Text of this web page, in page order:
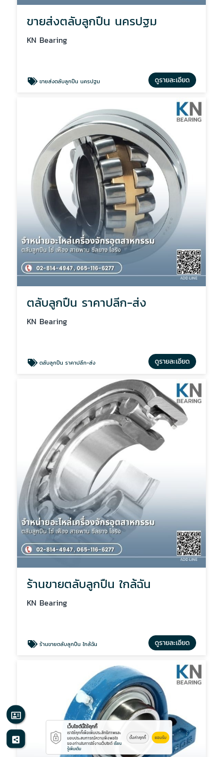
ขายส่งตลับลูกปืน นครปฐม
KN Bearing
ขายส่งตลับลูกปืน นครปฐม ดูรายละเอียด
ตลับลูกปืน ราคาปลีก-ส่ง
KN Bearing
ตลับลูกปืน ราคาปลีก-ส่ง ดูรายละเอียด
ร้านขายตลับลูกปืน ใกล้ฉัน
KN Bearing
ร้านขายตลับลูกปืน ใกล้ฉัน ดูรายละเอียด
เว็บไซต์นี้ใช้คุกกี้
เราใช้คุกกี้เพื่อเพิ่มประสิทธิภาพและ
มอบประสบการณ์ความพึงพอใจ
ของท่านในการใช้งานเว็บไซต์ เรียน
รู้เพิ่มเติม
ตั้งค่าคุกกี้ ยอมรับ